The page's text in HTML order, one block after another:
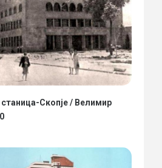
Скопје / Велимир